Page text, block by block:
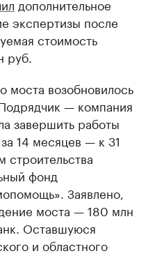
дополнительное
экспертизы после
стоимость
руб.
моста возобновилось
— компания
завершить работы
14 месяцев — к 31
строительства
фонд
Заявлено,
моста — 180 млн
Оставшуюся
и областного